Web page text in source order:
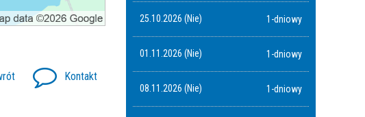
Kontakt
25.10.2026 (Nie) 1-dniowy
01.11.2026 (Nie) 1-dniowy
08.11.2026 (Nie) 1-dniowy